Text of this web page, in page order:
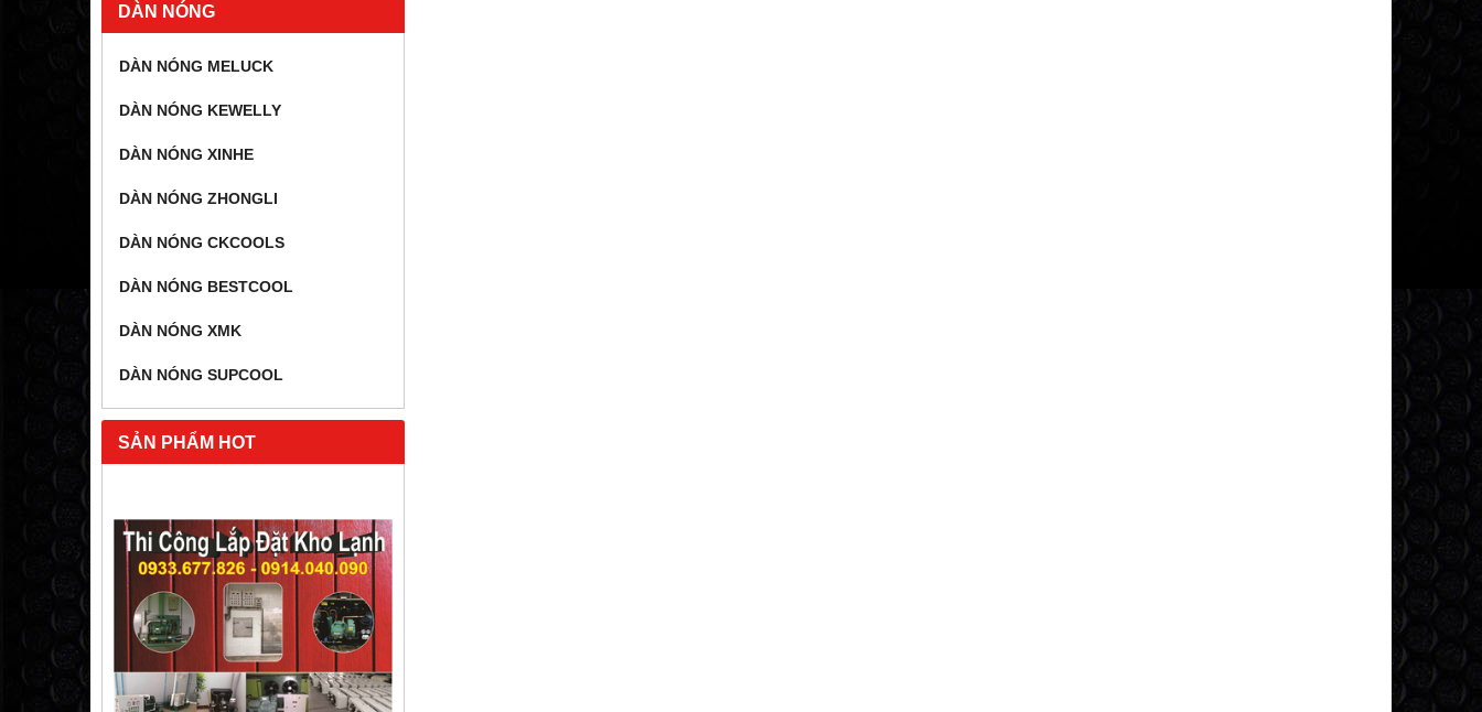
DÀN NÓNG
DÀN NÓNG MELUCK
DÀN NÓNG KEWELLY
DÀN NÓNG XINHE
DÀN NÓNG ZHONGLI
DÀN NÓNG CKCOOLS
DÀN NÓNG BESTCOOL
DÀN NÓNG XMK
DÀN NÓNG SUPCOOL
SẢN PHẨM HOT